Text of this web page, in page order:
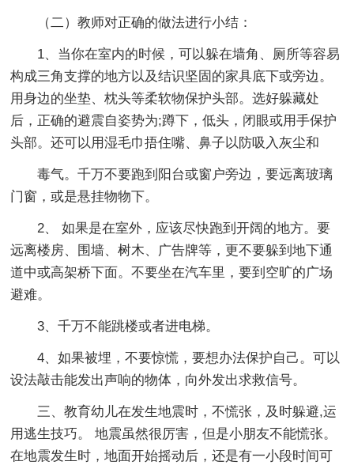
（二）教师对正确的做法进行小结：
1、当你在室内的时候，可以躲在墙角、厕所等容易
构成三角支撑的地方以及结识坚固的家具底下或旁边。
用身边的坐垫、枕头等柔软物保护头部。选好躲藏处
后，正确的避震自姿势为;蹲下，低头，闭眼或用手保护
头部。还可以用湿毛巾捂住嘴、鼻子以防吸入灰尘和
毒气。千万不要跑到阳台或窗户旁边，要远离玻璃
门窗，或是悬挂物物下。
2、 如果是在室外，应该尽快跑到开阔的地方。要
远离楼房、围墙、树木、广告牌等，更不要躲到地下通
道中或高架桥下面。不要坐在汽车里，要到空旷的广场
避难。
3、千万不能跳楼或者进电梯。
4、如果被埋，不要惊慌，要想办法保护自己。可以
设法敲击能发出声响的物体，向外发出求救信号。
三、教育幼儿在发生地震时，不慌张，及时躲避,运
用逃生技巧。 地震虽然很厉害，但是小朋友不能慌张。
在地震发生时，地面开始摇动后，还是有一小段时间可